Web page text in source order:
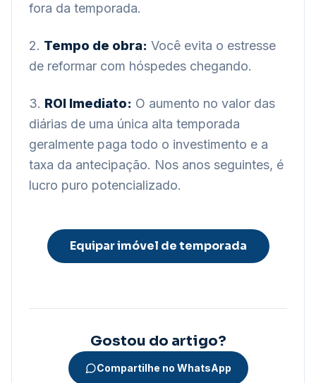
fora da temporada.
2. Tempo de obra: Você evita o estresse
de reformar com hóspedes chegando.
3. ROI Imediato: O aumento no valor das
diárias de uma única alta temporada
geralmente paga todo o investimento e a
taxa da antecipação. Nos anos seguintes, é
lucro puro potencializado.
Equipar imóvel de temporada
Gostou do artigo?
Compartilhe no WhatsApp